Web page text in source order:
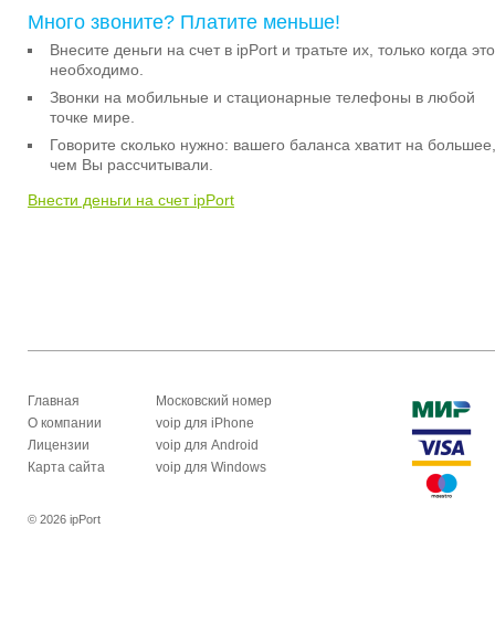
Много звоните? Платите меньше!
Внесите деньги на счет в ipPort и тратьте их, только когда это
необходимо.
Звонки на мобильные и стационарные телефоны в любой
точке мире.
Говорите сколько нужно: вашего баланса хватит на большее,
чем Вы рассчитывали.
Внести деньги на счет ipPort
Главная
О компании
Лицензии
Карта сайта
Московский номер
voip для iPhone
voip для Android
voip для Windows
© 2026 ipPort